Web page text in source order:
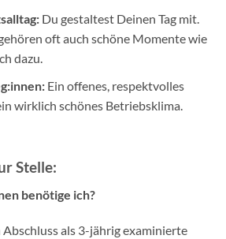
Du gestaltest Deinen Tag mit.
oft auch schöne Momente wie
dazu.
Ein offenes, respektvolles
wirklich schönes Betriebsklima.
Stelle:
benötige ich?
als 3-jährig examinierte